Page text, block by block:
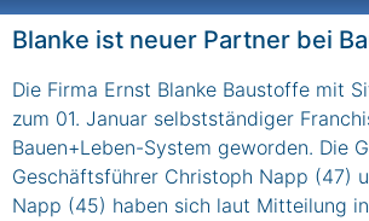
Blanke ist neuer Partner bei
Die Firma Ernst Blanke Baustoffe mit
zum 01. Januar selbstständiger
Bauen+Leben-System geworden. Die
Geschäftsführer Christoph Napp (47)
Napp (45) haben sich laut Mitteilung